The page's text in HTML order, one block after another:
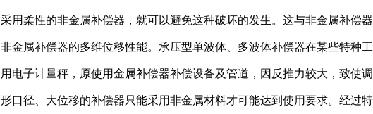
采用柔性的非金属补偿器，就可以避免这种破坏的发生。这与非金属补偿
非金属补偿器的多维位移性能。承压型单波体、多波体补偿器在某些特种
用电子计量秤，原使用金属补偿器补偿设备及管道，因反推力较大，致使
形口径、大位移的补偿器只能采用非金属材料才可能达到使用要求。经过